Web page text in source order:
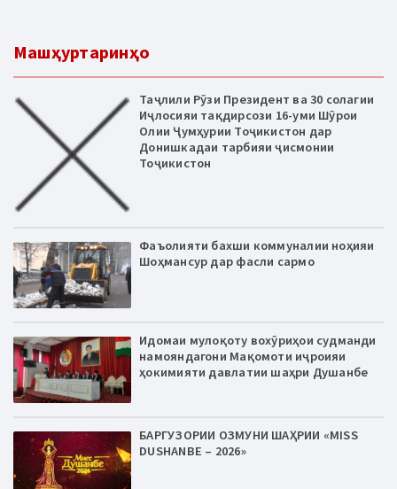
Машҳуртаринҳо
Таҷлили Рӯзи Президент ва 30 солагии
Иҷлосияи тақдирсози 16-уми Шӯрои
Олии Ҷумҳурии Тоҷикистон дар
Донишкадаи тарбияи ҷисмонии
Тоҷикистон
Фаъолияти бахши коммуналии ноҳияи
Шоҳмансур дар фасли сармо
Идомаи мулоқоту вохӯриҳои судманди
намояндагони Мақомоти иҷроияи
ҳокимияти давлатии шаҳри Душанбе
БАРГУЗОРИИ ОЗМУНИ ШАҲРИИ «MISS
DUSHANBE – 2026»